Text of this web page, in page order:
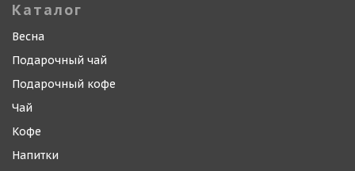
Каталог
Весна
Подарочный чай
Подарочный кофе
Чай
Кофе
Напитки